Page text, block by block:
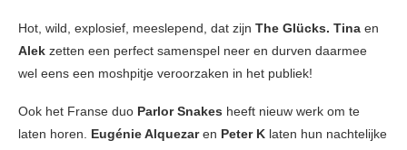
Hot, wild, explosief, meeslepend, dat zijn The Glücks. Tina en
Alek zetten een perfect samenspel neer en durven daarmee
wel eens een moshpitje veroorzaken in het publiek!
Ook het Franse duo Parlor Snakes heeft nieuw werk om te
laten horen. Eugénie Alquezaren Peter K laten hun nachtelijke